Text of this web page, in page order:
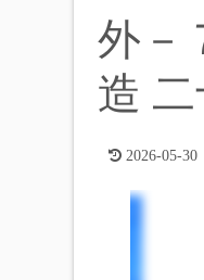
外－
造
2026-05-30